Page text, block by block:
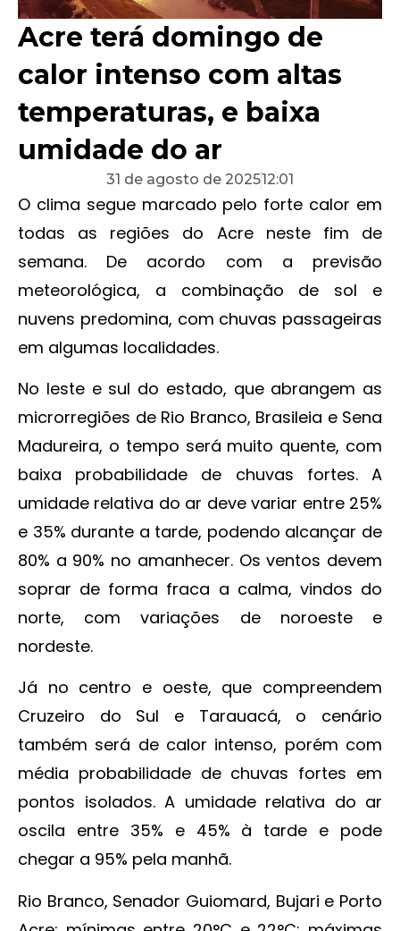
Acre terá domingo de
calor intenso com altas
temperaturas, e baixa
umidade do ar
31 de agosto de 202512:01
O clima segue marcado pelo forte calor em
todas as regiões do Acre neste fim de
semana. De acordo com a previsão
meteorológica, a combinação de sol e
nuvens predomina, com chuvas passageiras
em algumas localidades.
No leste e sul do estado, que abrangem as
microrregiões de Rio Branco, Brasileia e Sena
Madureira, o tempo será muito quente, com
baixa probabilidade de chuvas fortes. A
umidade relativa do ar deve variar entre 25%
e 35% durante a tarde, podendo alcançar de
80% a 90% no amanhecer. Os ventos devem
soprar de forma fraca a calma, vindos do
norte, com variações de noroeste e
nordeste.
Já no centro e oeste, que compreendem
Cruzeiro do Sul e Tarauacá, o cenário
também será de calor intenso, porém com
média probabilidade de chuvas fortes em
pontos isolados. A umidade relativa do ar
oscila entre 35% e 45% à tarde e pode
chegar a 95% pela manhã.
Rio Branco, Senador Guiomard, Bujari e Porto